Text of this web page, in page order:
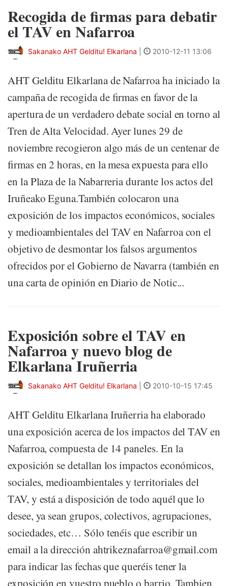
Recogida de firmas para debatir
el TAV en Nafarroa
Sakanako AHT Gelditu! Elkarlana 2010-12-11 13:06
AHT Gelditu Elkarlana de Nafarroa ha iniciado la
campaña de recogida de firmas en favor de la
apertura de un verdadero debate social en torno al
Tren de Alta Velocidad. Ayer lunes 29 de
noviembre recogieron algo más de un centenar de
firmas en 2 horas, en la mesa expuesta para ello
en la Plaza de la Nabarreria durante los actos del
Iruñeako Eguna.También colocaron una
exposición de los impactos económicos, sociales
y medioambientales del TAV en Nafarroa con el
objetivo de desmontar los falsos argumentos
ofrecidos por el Gobierno de Navarra (también en
una carta de opinión en Diario de Notic...
Exposición sobre el TAV en
Nafarroa y nuevo blog de
Elkarlana Iruñerria
Sakanako AHT Gelditu! Elkarlana 2010-10-15 17:45
AHT Gelditu Elkarlana Iruñerria ha elaborado
una exposición acerca de los impactos del TAV en
Nafarroa, compuesta de 14 paneles. En la
exposición se detallan los impactos económicos,
sociales, medioambientales y territoriales del
TAV, y está a disposición de todo aquél que lo
desee, ya sean grupos, colectivos, agrupaciones,
sociedades, etc… Sólo tenéis que escribir un
email a la dirección ahtrikeznafarroa@gmail.com
para indicar las fechas que queréis tener la
exposición en vuestro pueblo o barrio. Tambien